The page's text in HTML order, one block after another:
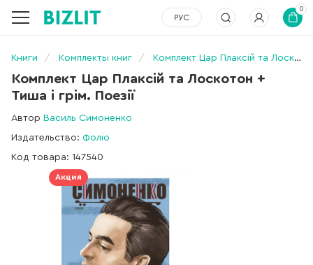
РУС
0
Книги Комплекты книг Комплект Цар Плаксій та Лоскотон + Тиша і грім. Поезії
Комплект Цар Плаксій та Лоскотон +
Тиша і грім. Поезії
Автор Василь Симоненко
Издательство: Фоліо
Код товара: 147540
Акция